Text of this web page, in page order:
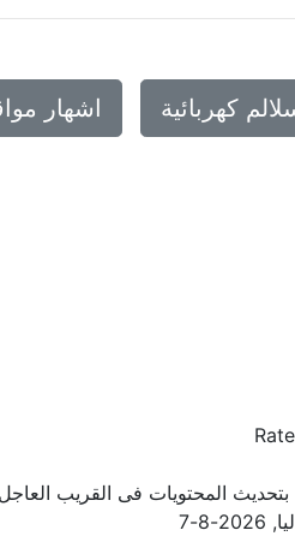
كهربائية اشهار
المحتويات فى القريب العاجل
,
2026-8-7